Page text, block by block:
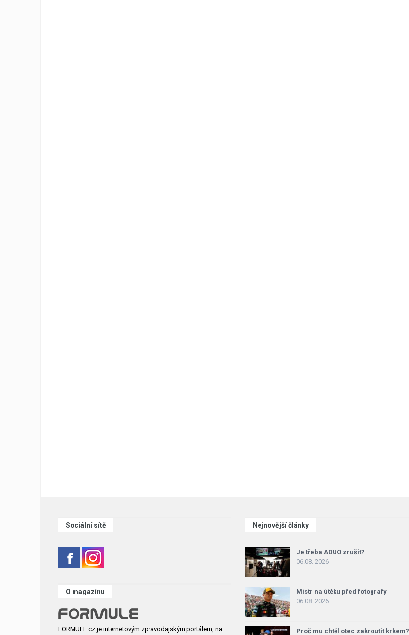
Sociální sítě
O magazínu
FORMULE.cz je internetovým zpravodajským portálem, na
Nejnovější články
Je třeba ADUO zrušit?
06.08. 2026
Mistr na útěku před fotografy
06.08. 2026
Proč mu chtěl otec zakroutit krkem?